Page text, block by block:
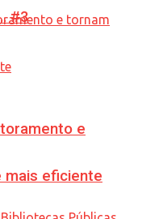
e
mais eficiente
#3